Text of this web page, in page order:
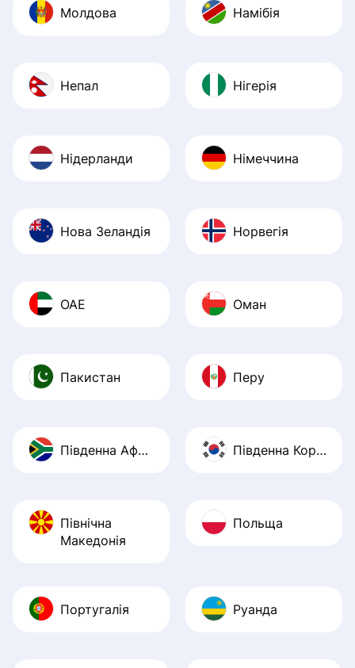
Молдова Намібія
Непал Нігерія
Нідерланди Німеччина
Нова Зеландія Норвегія
ОАЕ Оман
Пакистан Перу
Південна Африка Південна Корея
Північна
Македонія
Польща
Португалія Руанда